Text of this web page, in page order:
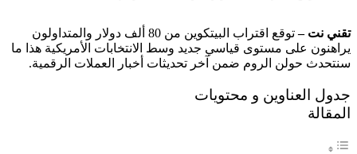
تقني نت –
توقع اقتراب البيتكوين من 80 ألف دولار والمتداولون
يراهنون على مستوى قياسي جديد وسط الانتخابات الأمريكية هذا ما
سنتحدث حولن الروم ضمن آخر تحديثات أخبار العملات الرقمية.
جدول العناوين و محتويات
المقالة